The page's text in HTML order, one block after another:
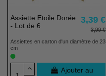
Assiette Etoile Dorée
- Lot de 6
3,39 €
3,99 €
Assiettes en carton d'un diamètre de 23
cm
Ajouter au